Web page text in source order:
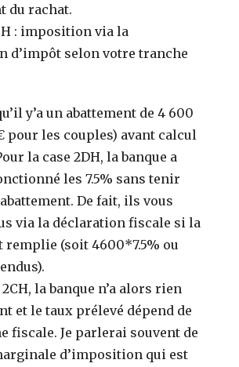
du rachat.
: imposition via la
d’impôt selon votre tranche
y’a un abattement de 4 600
pour les couples) avant calcul
la case 2DH, la banque a
les 7.5% sans tenir
De fait, ils vous
via la déclaration fiscale si la
remplie (soit 4600*7.5% ou
la banque n’a alors rien
et le taux prélevé dépend de
fiscale. Je parlerai souvent de
d’imposition qui est